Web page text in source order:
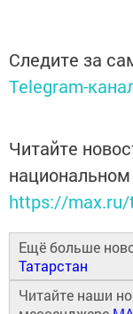
Следите за
Telegram-
Читайте
https://
Ещё больше
Татарстан
Читайте наши